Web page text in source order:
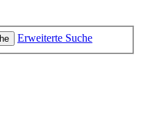
Erweiterte Suche